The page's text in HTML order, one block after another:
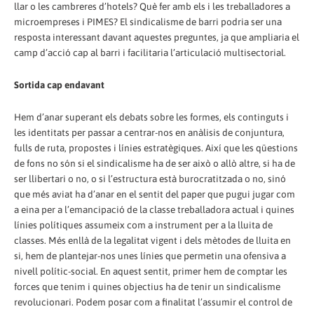
llar o les cambreres d’hotels? Què fer amb els i les treballadores a
microempreses i PIMES? El sindicalisme de barri podria ser una
resposta interessant davant aquestes preguntes, ja que ampliaria el
camp d’acció cap al barri i facilitaria l’articulació multisectorial.
Sortida cap endavant
Hem d’anar superant els debats sobre les formes, els continguts i
les identitats per passar a centrar-nos en anàlisis de conjuntura,
fulls de ruta, propostes i línies estratègiques. Així que les qüestions
de fons no són si el sindicalisme ha de ser això o allò altre, si ha de
ser llibertari o no, o si l’estructura està burocratitzada o no, sinó
que més aviat ha d’anar en el sentit del paper que pugui jugar com
a eina per a l’emancipació de la classe treballadora actual i quines
línies polítiques assumeix com a instrument per a la lluita de
classes. Més enllà de la legalitat vigent i dels mètodes de lluita en
si, hem de plantejar-nos unes línies que permetin una ofensiva a
nivell polític-social. En aquest sentit, primer hem de comptar les
forces que tenim i quines objectius ha de tenir un sindicalisme
revolucionari. Podem posar com a finalitat l’assumir el control de